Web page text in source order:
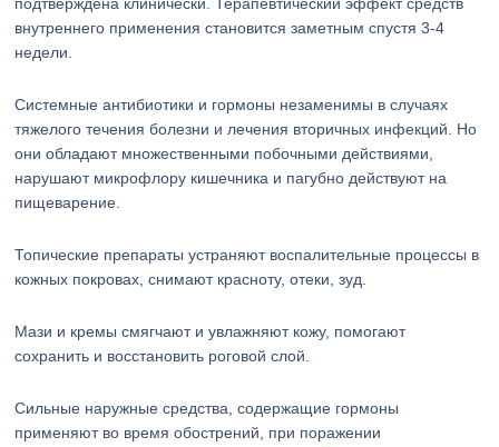
внутреннего применения становится заметным спустя 3-4
недели.
Системные антибиотики и гормоны незаменимы в случаях
тяжелого течения болезни и лечения вторичных инфекций. Но
они обладают множественными побочными действиями,
нарушают микрофлору кишечника и пагубно действуют на
пищеварение.
Топические препараты устраняют воспалительные процессы в
кожных покровах, снимают красноту, отеки, зуд.
Мази и кремы смягчают и увлажняют кожу, помогают
сохранить и восстановить роговой слой.
Сильные наружные средства, содержащие гормоны
применяют во время обострений, при поражении